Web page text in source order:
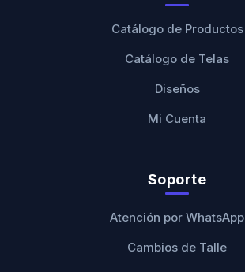
Catálogo de Productos
Catálogo de Telas
Diseños
Mi Cuenta
Soporte
Atención por WhatsApp
Cambios de Talle